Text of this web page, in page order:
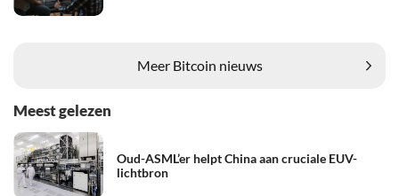
Meer Bitcoin nieuws
Meest gelezen
Oud-ASML’er helpt China aan cruciale EUV-
lichtbron